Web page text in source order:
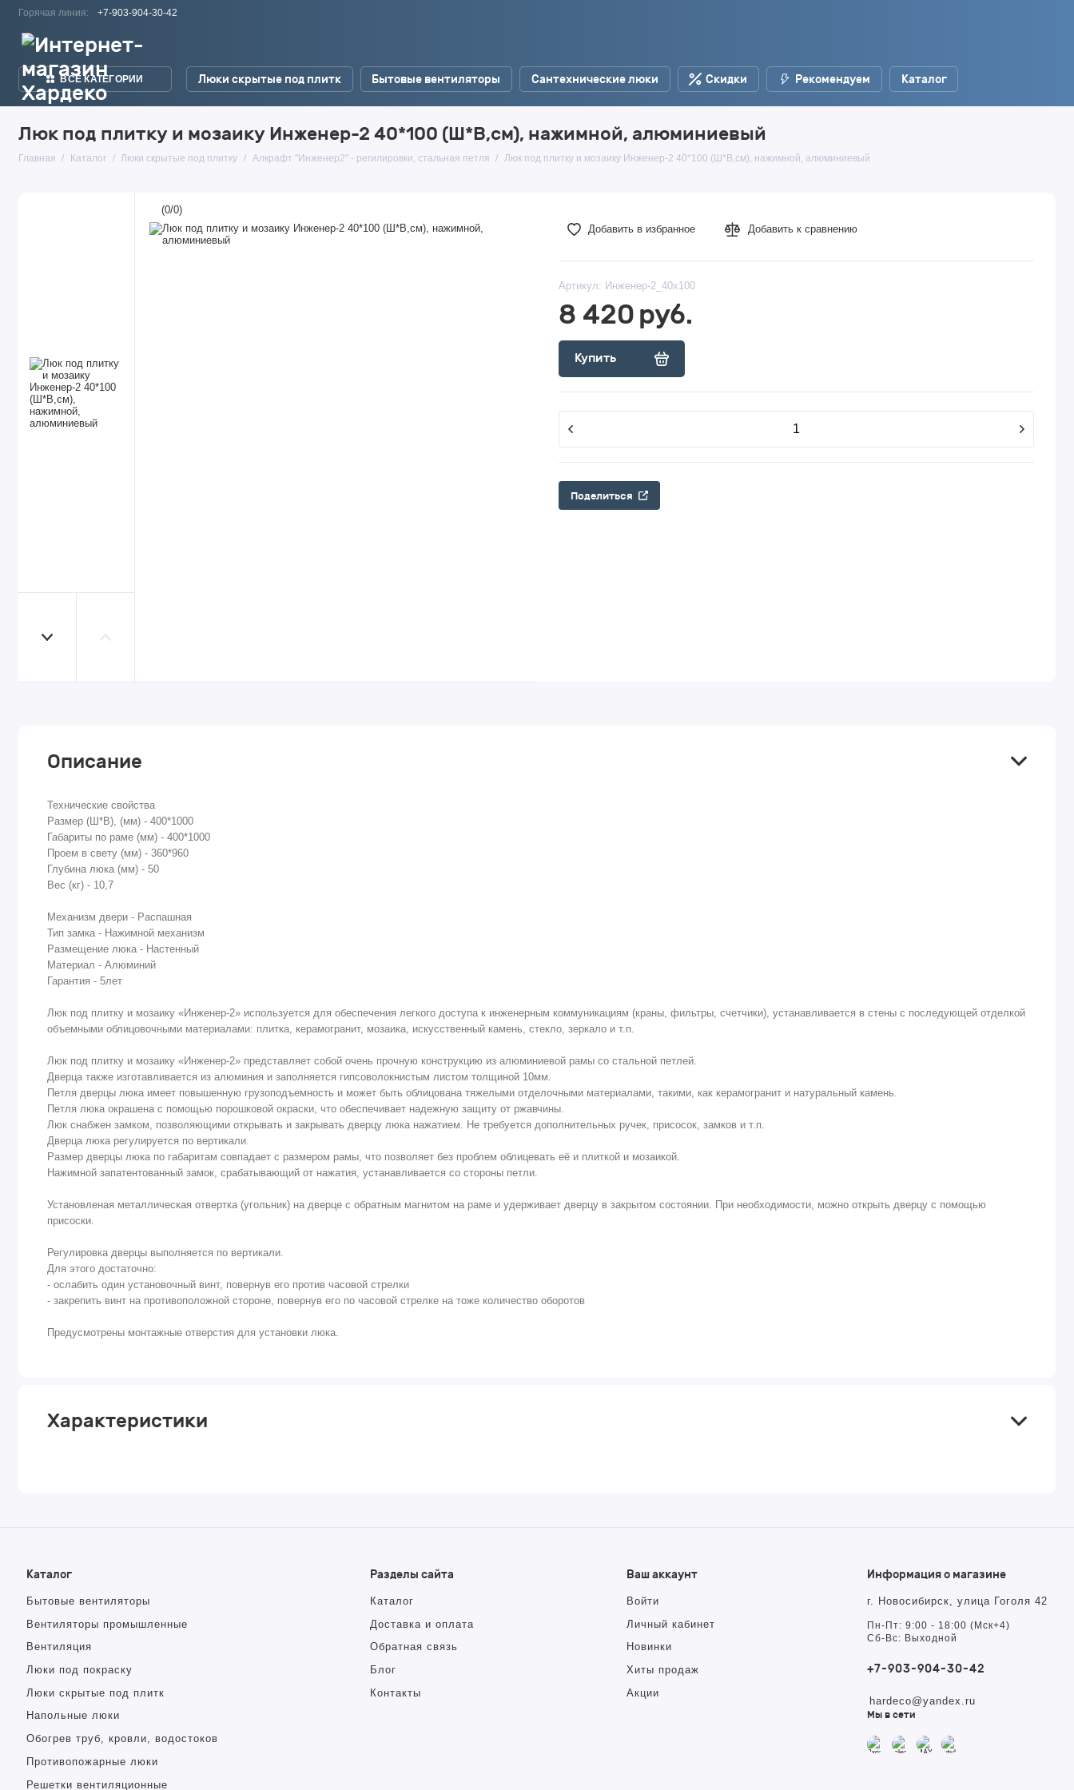
Горячая линия: +7-903-904-30-42
ВСЕ КАТЕГОРИИ Люки скрытые под плитк Бытовые вентиляторы Сантехнические люки Скидки Рекомендуем Каталог
Люк под плитку и мозаику Инженер-2 40*100 (Ш*В,см), нажимной, алюминиевый
Главная Каталог Люки скрытые под плитку Алкрафт "Инженер2" - регилировки, стальная петля Люк под плитку и мозаику Инженер-2 40*100 (Ш*В,см), нажимной, алюминиевый
(0/0)
Добавить в избранное
Добавить к сравнению
Артикул: Инженер-2_40х100
8 420 руб.
Купить
Поделиться
Описание
Технические свойства
Размер (Ш*В), (мм) - 400*1000
Габариты по раме (мм) - 400*1000
Проем в свету (мм) - 360*960
Глубина люка (мм) - 50
Вес (кг) - 10,7
Механизм двери - Распашная
Тип замка - Нажимной механизм
Размещение люка - Настенный
Материал - Алюминий
Гарантия - 5лет
Люк под плитку и мозаику «Инженер-2» используется для обеспечения легкого доступа к инженерным коммуникациям (краны, фильтры, счетчики), устанавливается в стены с последующей отделкой
объемными облицовочными материалами: плитка, керамогранит, мозаика, искусственный камень, стекло, зеркало и т.п.
Люк под плитку и мозаику «Инженер-2» представляет собой очень прочную конструкцию из алюминиевой рамы со стальной петлей.
Дверца также изготавливается из алюминия и заполняется гипсоволокнистым листом толщиной 10мм.
Петля дверцы люка имеет повышенную грузоподъемность и может быть облицована тяжелыми отделочными материалами, такими, как керамогранит и натуральный камень.
Петля люка окрашена с помощью порошковой окраски, что обеспечивает надежную защиту от ржавчины.
Люк снабжен замком, позволяющими открывать и закрывать дверцу люка нажатием. Не требуется дополнительных ручек, присосок, замков и т.п.
Дверца люка регулируется по вертикали.
Размер дверцы люка по габаритам совпадает с размером рамы, что позволяет без проблем облицевать её и плиткой и мозаикой.
Нажимной запатентованный замок, срабатывающий от нажатия, устанавливается со стороны петли.
Установленая металлическая отвертка (угольник) на дверце с обратным магнитом на раме и удерживает дверцу в закрытом состоянии. При необходимости, можно открыть дверцу с помощью
присоски.
Регулировка дверцы выполняется по вертикали.
Для этого достаточно:
- ослабить один установочный винт, повернув его против часовой стрелки
- закрепить винт на противоположной стороне, повернув его по часовой стрелке на тоже количество оборотов
Предусмотрены монтажные отверстия для установки люка.
Характеристики
Каталог
Бытовые вентиляторы
Вентиляторы промышленные
Вентиляция
Люки под покраску
Люки скрытые под плитк
Напольные люки
Обогрев труб, кровли, водостоков
Противопожарные люки
Решетки вентиляционные
Разделы сайта
Каталог
Доставка и оплата
Обратная связь
Блог
Контакты
Ваш аккаунт
Войти
Личный кабинет
Новинки
Хиты продаж
Акции
Информация о магазине
г. Новосибирск, улица Гоголя 42
Пн-Пт: 9:00 - 18:00 (Мск+4)
Сб-Вс: Выходной
+7-903-904-30-42
hardeco@yandex.ru
Мы в сети